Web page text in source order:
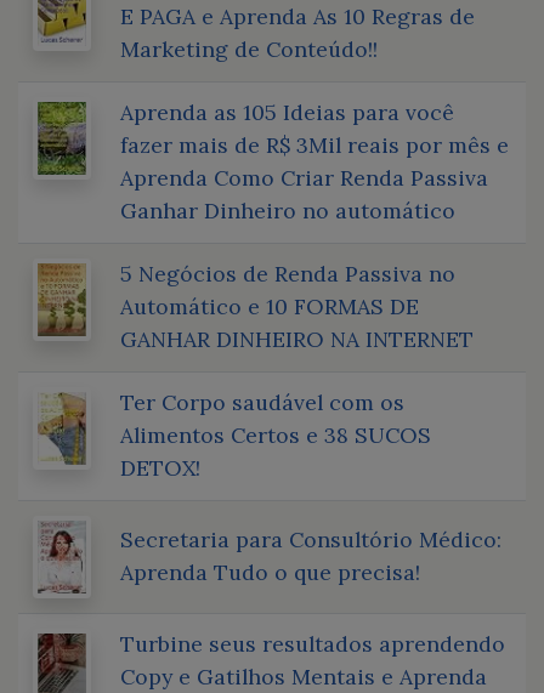
E PAGA e Aprenda As 10 Regras de
Marketing de Conteúdo!!
Aprenda as 105 Ideias para você
fazer mais de R$ 3Mil reais por mês e
Aprenda Como Criar Renda Passiva
Ganhar Dinheiro no automático
5 Negócios de Renda Passiva no
Automático e 10 FORMAS DE
GANHAR DINHEIRO NA INTERNET
Ter Corpo saudável com os
Alimentos Certos e 38 SUCOS
DETOX!
Secretaria para Consultório Médico:
Aprenda Tudo o que precisa!
Turbine seus resultados aprendendo
Copy e Gatilhos Mentais e Aprenda